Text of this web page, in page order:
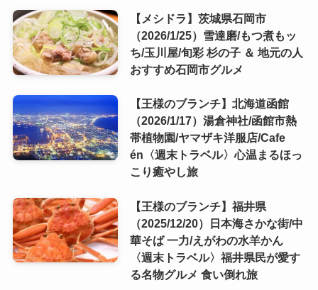
【メシドラ】茨城県石岡市
（2026/1/25）雪達磨/もつ煮もッ
ち/玉川屋/旬彩 杉の子 ＆ 地元の人
おすすめ石岡市グルメ
【王様のブランチ】北海道函館
（2026/1/17）湯倉神社/函館市熱
帯植物園/ヤマザキ洋服店/Cafe
én〈週末トラベル〉心温まるほっ
こり癒やし旅
【王様のブランチ】福井県
（2025/12/20）日本海さかな街/中
華そば 一力/えがわの水羊かん
〈週末トラベル〉福井県民が愛す
る名物グルメ 食い倒れ旅